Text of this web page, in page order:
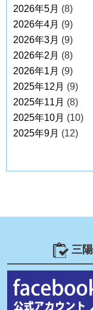
2026年5月 (8)
2026年4月 (9)
2026年3月 (9)
2026年2月 (8)
2026年1月 (9)
2025年12月 (9)
2025年11月 (8)
2025年10月 (10)
2025年9月 (12)
三